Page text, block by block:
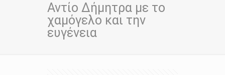
Αντίο Δήμητρα με το
χαμόγελο και την
ευγένεια